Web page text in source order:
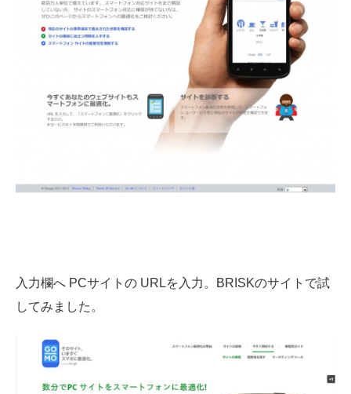
ECサイト制作
よくあるご質問 プライバシーポリシー
入力欄へ PCサイトの URLを入力。BRISKのサイトで試
してみました。